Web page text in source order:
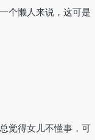
个懒人来说，这可是
觉得女儿不懂事，可